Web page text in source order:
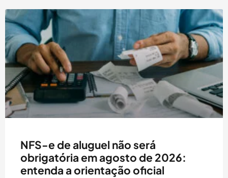
NFS-e de aluguel não será
obrigatória em agosto de 2026:
entenda a orientação oficial